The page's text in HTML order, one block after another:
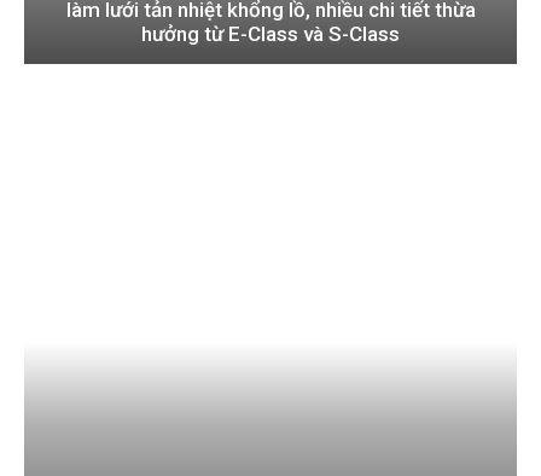
làm lưới tản nhiệt khổng lồ, nhiều chi tiết thừa
hưởng từ E-Class và S-Class